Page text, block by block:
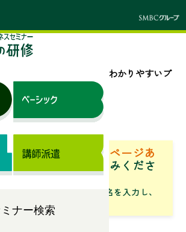
ナー検索
論理的でわかりやすいプ
【午前】
（サブスク）専用ページあ
ページ」からお申込みくださ
ード」にセミナータイトル名を入力し、
お探しください